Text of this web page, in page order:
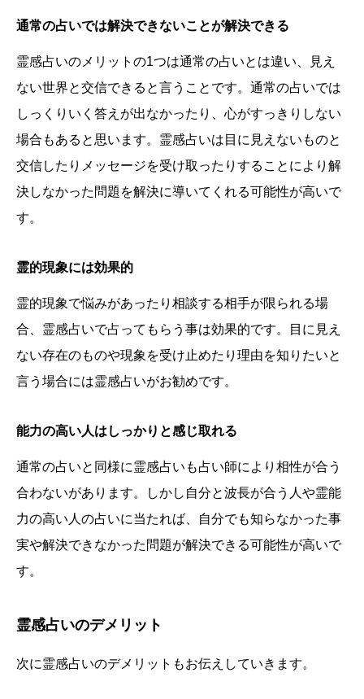
通常の占いでは解決できないことが解決できる
霊感占いのメリットの1つは通常の占いとは違い、見え
ない世界と交信できると言うことです。通常の占いでは
しっくりいく答えが出なかったり、心がすっきりしない
場合もあると思います。霊感占いは目に見えないものと
交信したりメッセージを受け取ったりすることにより解
決しなかった問題を解決に導いてくれる可能性が高いで
す。
霊的現象には効果的
霊的現象で悩みがあったり相談する相手が限られる場
合、霊感占いで占ってもらう事は効果的です。目に見え
ない存在のものや現象を受け止めたり理由を知りたいと
言う場合には霊感占いがお勧めです。
能力の高い人はしっかりと感じ取れる
通常の占いと同様に霊感占いも占い師により相性が合う
合わないがあります。しかし自分と波長が合う人や霊能
力の高い人の占いに当たれば、自分でも知らなかった事
実や解決できなかった問題が解決できる可能性が高いで
す。
霊感占いのデメリット
次に霊感占いのデメリットもお伝えしていきます。